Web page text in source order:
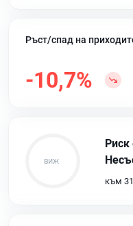
Ръст/спад на
-10,7%
към